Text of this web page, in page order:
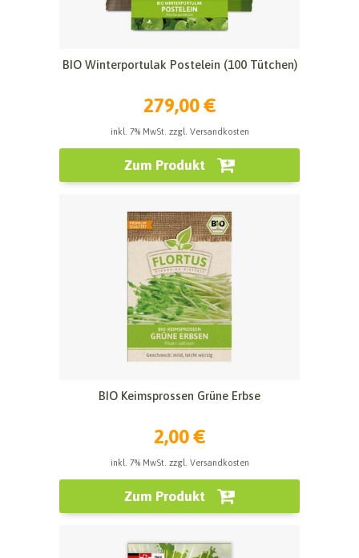
BIO Winterportulak Postelein (100 Tütchen)
279,00 €
inkl. 7% MwSt. zzgl. Versandkosten
Zum Produkt
BIO Keimsprossen Grüne Erbse
2,00 €
inkl. 7% MwSt. zzgl. Versandkosten
Zum Produkt